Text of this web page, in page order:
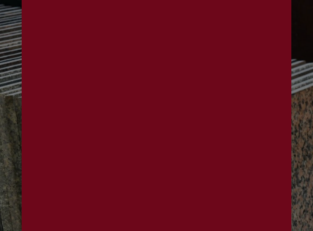
Panneau de gestion des cookies